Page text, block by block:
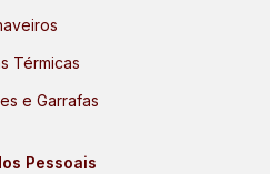
Térmicas
e Garrafas
Pessoais